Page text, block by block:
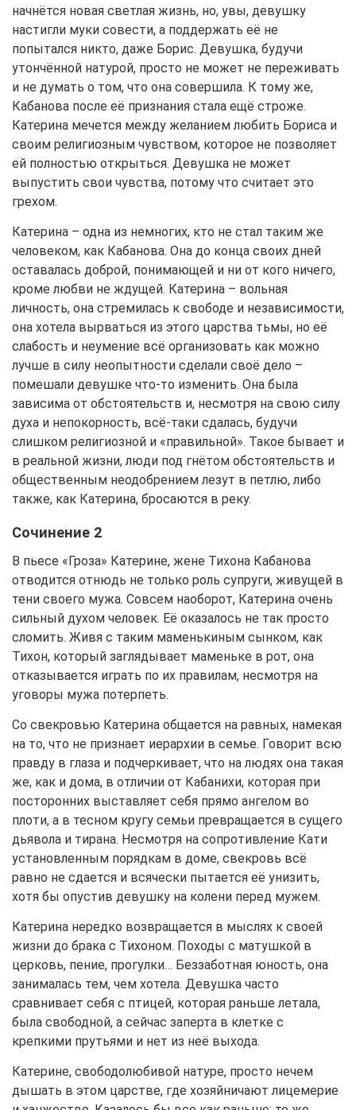
начнётся новая светлая жизнь, но, увы, девушку
настигли муки совести, а поддержать её не
попытался никто, даже Борис. Девушка, будучи
утончённой натурой, просто не может не переживать
и не думать о том, что она совершила. К тому же,
Кабанова после её признания стала ещё строже.
Катерина мечется между желанием любить Бориса и
своим религиозным чувством, которое не позволяет
ей полностью открыться. Девушка не может
выпустить свои чувства, потому что считает это
грехом.
Катерина – одна из немногих, кто не стал таким же
человеком, как Кабанова. Она до конца своих дней
оставалась доброй, понимающей и ни от кого ничего,
кроме любви не ждущей. Катерина – вольная
личность, она стремилась к свободе и независимости,
она хотела вырваться из этого царства тьмы, но её
слабость и неумение всё организовать как можно
лучше в силу неопытности сделали своё дело –
помешали девушке что-то изменить. Она была
зависима от обстоятельств и, несмотря на свою силу
духа и непокорность, всё-таки сдалась, будучи
слишком религиозной и «правильной». Такое бывает и
в реальной жизни, люди под гнётом обстоятельств и
общественным неодобрением лезут в петлю, либо
также, как Катерина, бросаются в реку.
Сочинение 2
В пьесе «Гроза» Катерине, жене Тихона Кабанова
отводится отнюдь не только роль супруги, живущей в
тени своего мужа. Совсем наоборот, Катерина очень
сильный духом человек. Её оказалось не так просто
сломить. Живя с таким маменькиным сынком, как
Тихон, который заглядывает маменьке в рот, она
отказывается играть по их правилам, несмотря на
уговоры мужа потерпеть.
Со свекровью Катерина общается на равных, намекая
на то, что не признает иерархии в семье. Говорит всю
правду в глаза и подчеркивает, что на людях она такая
же, как и дома, в отличии от Кабанихи, которая при
посторонних выставляет себя прямо ангелом во
плоти, а в тесном кругу семьи превращается в сущего
дьявола и тирана. Несмотря на сопротивление Кати
установленным порядкам в доме, свекровь всё
равно не сдается и всячески пытается её унизить,
хотя бы опустив девушку на колени перед мужем.
Катерина нередко возвращается в мыслях к своей
жизни до брака с Тихоном. Походы с матушкой в
церковь, пение, прогулки… Беззаботная юность, она
занималась тем, чем хотела. Девушка часто
сравнивает себя с птицей, которая раньше летала,
была свободной, а сейчас заперта в клетке с
крепкими прутьями и нет из неё выхода.
Катерине, свободолюбивой натуре, просто нечем
дышать в этом царстве, где хозяйничают лицемерие